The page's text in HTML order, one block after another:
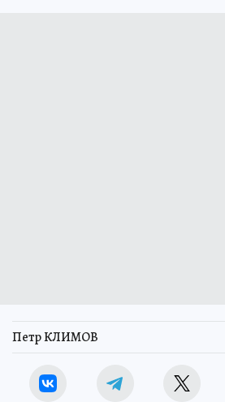
Петр КЛИМОВ